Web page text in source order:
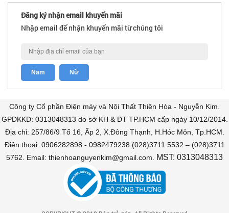
Đăng ký nhận email khuyến mãi
Nhập email để nhận khuyến mãi từ chúng tôi
Công ty Cổ phần Điện máy và Nội Thất Thiên Hòa - Nguyễn Kim.
GPDKKD: 0313048313 do sở KH & ĐT TP.HCM cấp ngày 10/12/2014.
Địa chỉ: 257/86/9 Tổ 16, Ấp 2, X.Đông Thạnh, H.Hóc Môn, Tp.HCM.
Điện thoại: 0906282898 - 0982479238 (028)3711 5532 – (028)3711
5762. Email: thienhoanguyenkim@gmail.com.
MST: 0313048313